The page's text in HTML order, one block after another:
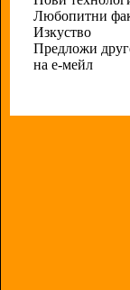
Любопитни
Изкуство
Предложи
на е-мейл